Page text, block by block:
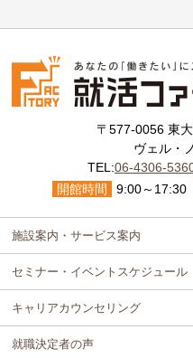
〒577-0056 東
ヴェル・
TEL:06-4306-
開館時間
9:00～17:30
施設案内・サービス案内
セミナー・イベントスケジュール
キャリアカウンセリング
就職決定者の声